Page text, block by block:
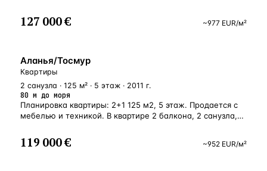
127 000 € ~977 EUR/м²
У МОРЯ
Аланья/Тосмур
Квартиры
2 санузла · 125 м² · 5 этаж · 2011 г.
80 м до моря
Планировка квартиры: 2+1 125 м2, 5 этаж. Продается с
мебелью и техникой. В квартире 2 балкона, 2 санузла,
119 000 € ~952 EUR/м²